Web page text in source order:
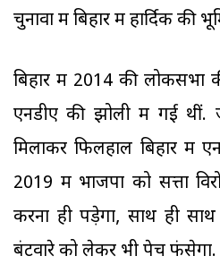
चुनावों में बिहार में हार्दिक की
बिहार में 2014 की लोकसभा
एनडीए की झोली में गई थीं.
मिलाकर फिलहाल बिहार में
2019 में भाजपा को सत्ता
करना ही पड़ेगा, साथ ही
बंटवारे को लेकर भी पेच फंसेगा.